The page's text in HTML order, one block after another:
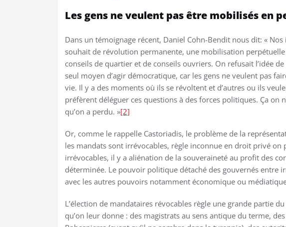
Les gens ne veulent pas être mobilisés en
Dans un témoignage récent, Daniel Cohn-Bendit nous dit: «
souhait de révolution permanente, une mobilisation
conseils de quartier et de conseils ouvriers. On refusait l’idée
seul moyen d’agir démocratique, car les gens ne veulent pas
vie. Il y a des moments où ils se révoltent et d’autres ou ils
préfèrent déléguer ces questions à des forces politiques. Ça on
qu’on a perdu. »[2]
Or, comme le rappelle Castoriadis, le problème de la
les mandats sont irrévocables, règle inconnue en droit privé on
irrévocables, il y a aliénation de la souveraineté au profit des
déterminée. Le pouvoir politique détaché des gouvernés entre
avec les autres pouvoirs notamment économique ou
L’élection de mandataires révocables règle une grande partie
qu’on leur donne : des magistrats au sens antique du terme,